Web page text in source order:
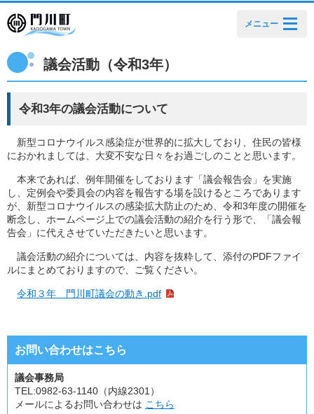
メニュー
議会活動（令和3年）
令和3年の議会活動について
新型コロナウイルス感染症が世界的に拡大しており、住民の皆様
におかれましては、大変不安な日々をお過ごしのことと思います。
本来であれば、例年開催をしております「議会報告会」を実施
し、定例会や委員会の内容を報告する場を設けるところであります
が、新型コロナウイルスの感染拡大防止のため、令和3年度の開催を
断念し、ホームページ上での議会活動の紹介を行う形で、「議会報
告会」に代えさせていただきたいと思います。
議会活動の紹介については、内容を抜粋して、添付のPDFファイ
ルにまとめておりますので、ご覧ください。
令和３年 門川町議会の動き.pdf
お問い合わせはこちら
議会事務局
TEL:0982-63-1140（内線2301）
メールによるお問い合わせは こちら